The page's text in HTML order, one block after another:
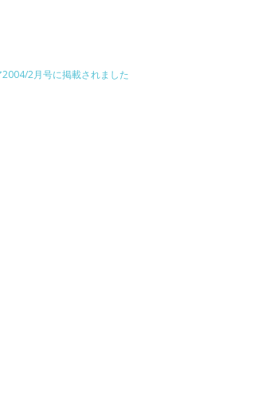
2月号に掲載されました